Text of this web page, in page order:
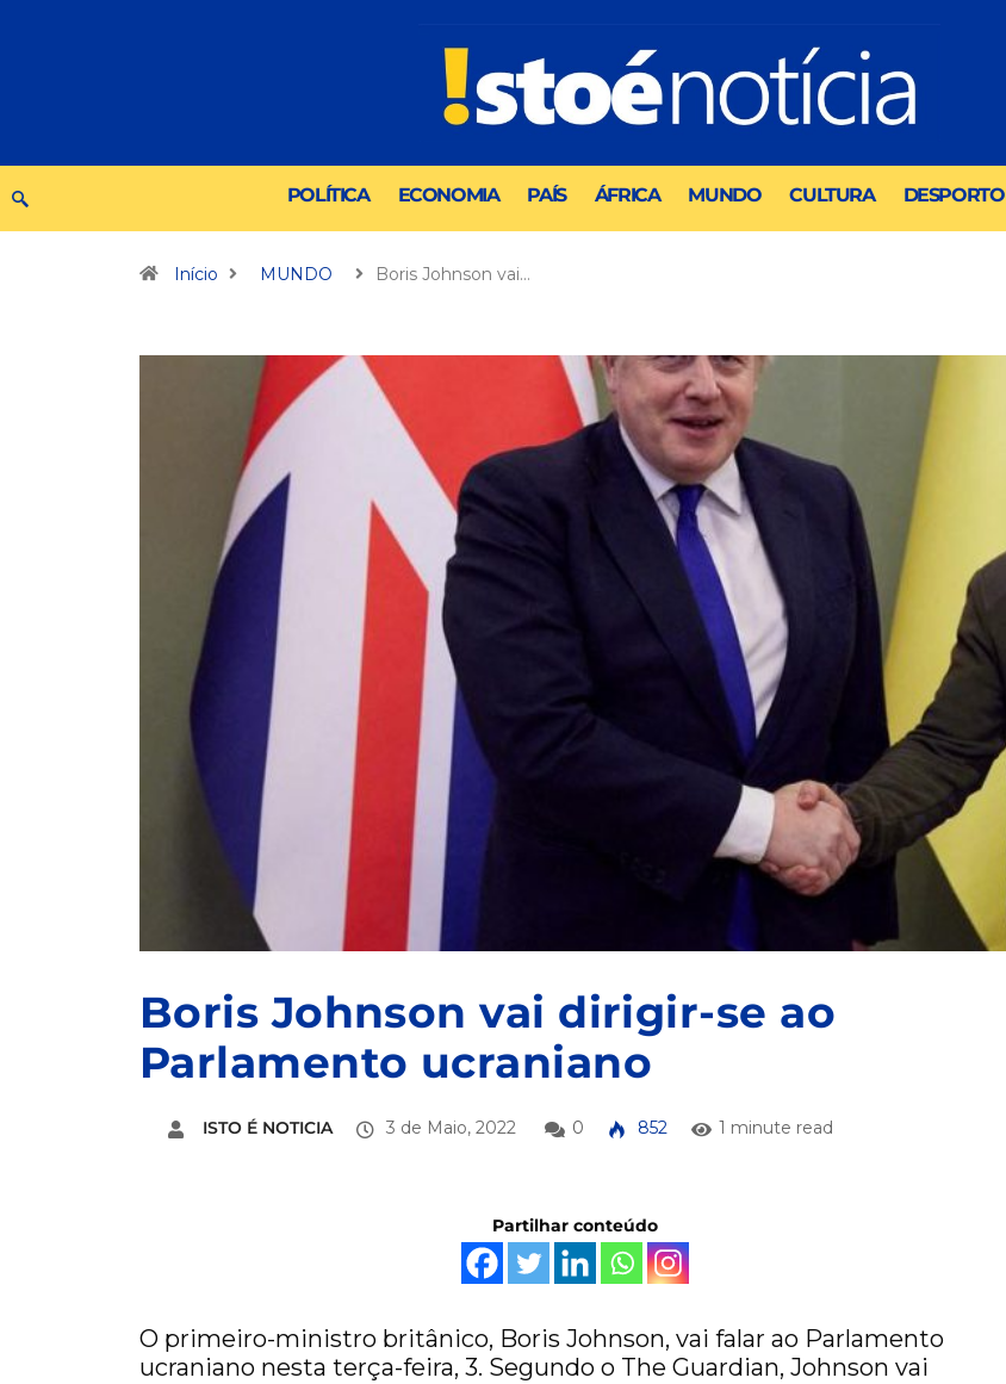
POLÍTICA ECONOMIA PAÍS ÁFRICA MUNDO CULTURA DESPORTO
Início MUNDO Boris Johnson vai…
Boris Johnson vai dirigir-se ao
Parlamento ucraniano
ISTO É NOTICIA 3 de Maio, 2022 0 852 1 minute read
Partilhar conteúdo
O primeiro-ministro britânico, Boris Johnson, vai falar ao Parlamento
ucraniano nesta terça-feira, 3. Segundo o The Guardian, Johnson vai